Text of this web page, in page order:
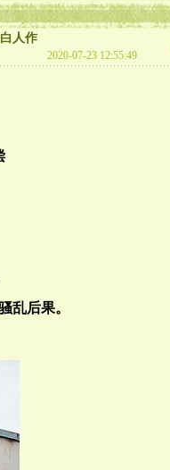
人作
2020-07-23 12:55:49
乱后果。